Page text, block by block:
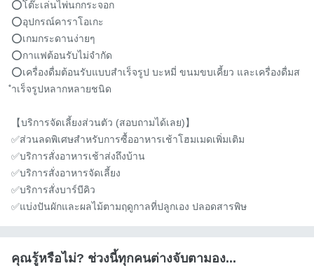
⭕️โต๊ะเล่นไพ่นกกระจอก
⭕️อุปกรณ์คาราโอเกะ
⭕️เกมกระดานง่ายๆ
⭕️กาแฟต้อนรับไม่จำกัด
⭕️เครื่องดื่มต้อนรับแบบสำเร็จรูป บะหมี่ ขนมขบเคี้ยว และเครื่องดื่มส
ำเร็จรูปหลากหลายชนิด
【บริการจัดเลี้ยงส่วนตัว (สอบถามได้เลย)】
✅️ส่วนลดพิเศษสำหรับการซื้ออาหารเช้าโฮมเมดเพิ่มเติม
✅️บริการสั่งอาหารเช้าส่งถึงบ้าน
✅️บริการสั่งอาหารจัดเลี้ยง
✅️บริการสั่งบาร์บีคิว
✅️แบ่งปันผักและผลไม้ตามฤดูกาลที่ปลูกเอง ปลอดสารพิษ
คุณรู้หรือไม่? ช่วงนี้ทุกคนต่างจับตามอง...